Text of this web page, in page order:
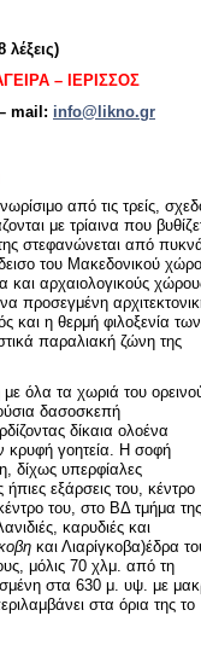
– ΙΕΡΙΣΣΟΣ
mail: info@likno.gr
από τις τρείς,
με τρίαινα που
στεφανώνεται από
του Μακεδονικού
και αρχαιολογικούς
προσεγμένη
και η θερμή φιλοξενία των
παραλιακή ζώνη της
με όλα τα χωριά του
δασοσκεπή
δίκαια ολοένα
κρυφή γοητεία. Η σοφή
δίχως υπερφίαλες
εξάρσεις του, κέντρο
του, στο ΒΔ τμήμα της
καρυδιές και
και Λιαρίγκοβα)έδρα
μόλις 70 χλμ. από τη
στα 630 μ. υψ. με
στα όρια της το